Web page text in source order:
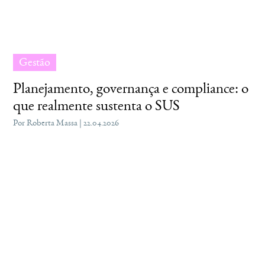
Gestão
Planejamento, governança e compliance: o
que realmente sustenta o SUS
Por Roberta Massa | 22.04.2026